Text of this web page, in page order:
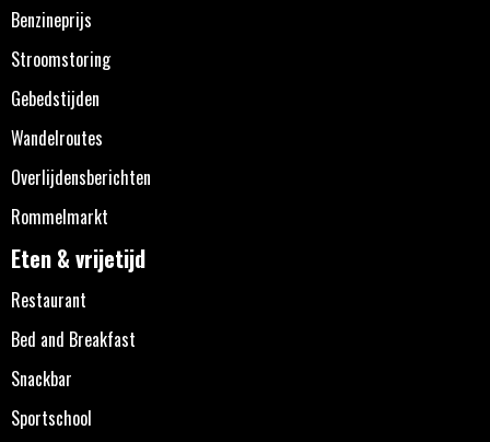
Benzineprijs
Stroomstoring
Gebedstijden
Wandelroutes
Overlijdensberichten
Rommelmarkt
Eten & vrijetijd
Restaurant
Bed and Breakfast
Snackbar
Sportschool